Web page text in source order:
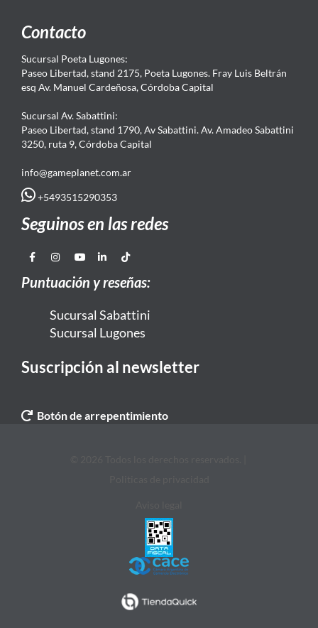
Contacto
Sucursal Poeta Lugones:
Paseo Libertad, stand 2175, Poeta Lugones. Fray Luis Beltrán
esq Av. Manuel Cardeñosa, Córdoba Capital
Sucursal Av. Sabattini:
Paseo Libertad, stand 1790, Av Sabattini. Av. Amadeo Sabattini
3250, ruta 9, Córdoba Capital
info@gameplanet.com.ar
+5493515290353
Seguinos en las redes
Puntuación y reseñas:
Sucursal Sabattini
Sucursal Lugones
Suscripción al newsletter
Botón de arrepentimiento